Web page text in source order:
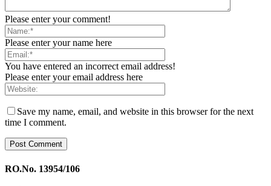
Please enter your comment!
Please enter your name here
You have entered an incorrect email address!
Please enter your email address here
Save my name, email, and website in this browser for the next
time I comment.
RO.No. 13954/106